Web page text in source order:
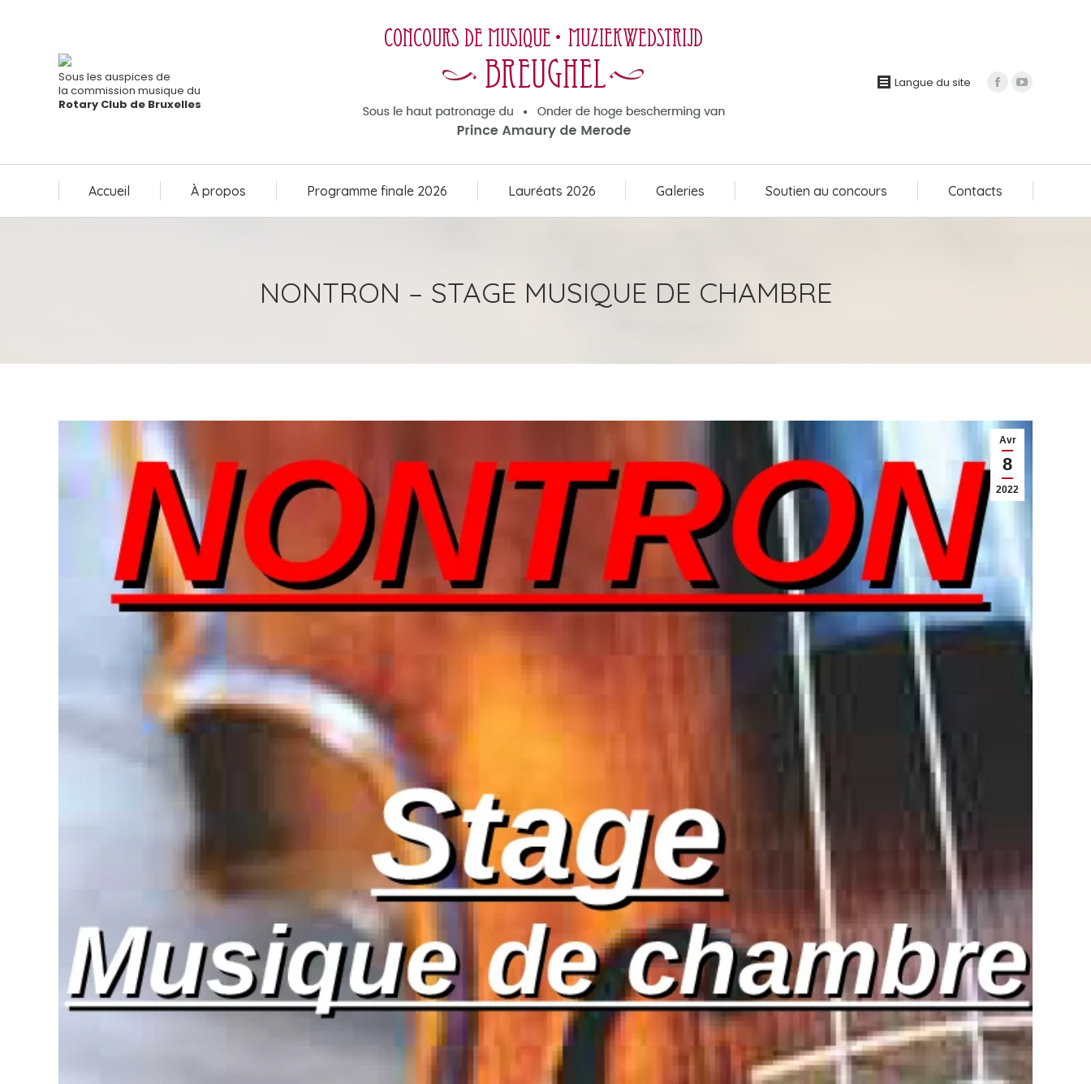
Sous les auspices de
la commission musique du
Rotary Club de Bruxelles
Langue du site
Accueil À propos Programme finale 2026 Lauréats 2026 Galeries Soutien au concours Contacts
NONTRON – STAGE MUSIQUE DE CHAMBRE
Avr
8
2022
Programme finale 2026 Lauréats 2026 Galeries